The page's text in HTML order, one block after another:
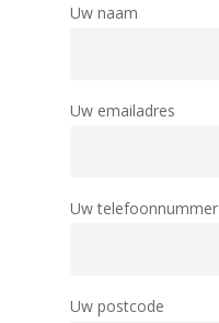
Uw naam
Uw emailadres
Uw telefoonnummer
Uw postcode